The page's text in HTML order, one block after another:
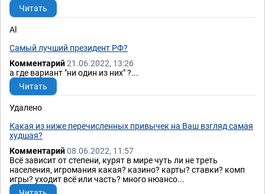
Читать
Al
Самый лучший президент РФ?
Комментарий21.06.2022, 13:26
а где вариант "ни один из них" ?...
Читать
Удалено
Какая из ниже перечисленных привычек на Ваш взгляд самая
худшая?
Комментарий08.06.2022, 11:57
Всё зависит от степени, курят в мире чуть ли не треть
населения, игромания какая? казино? карты? ставки? комп
игры? уходит всё или часть? много нюансо...